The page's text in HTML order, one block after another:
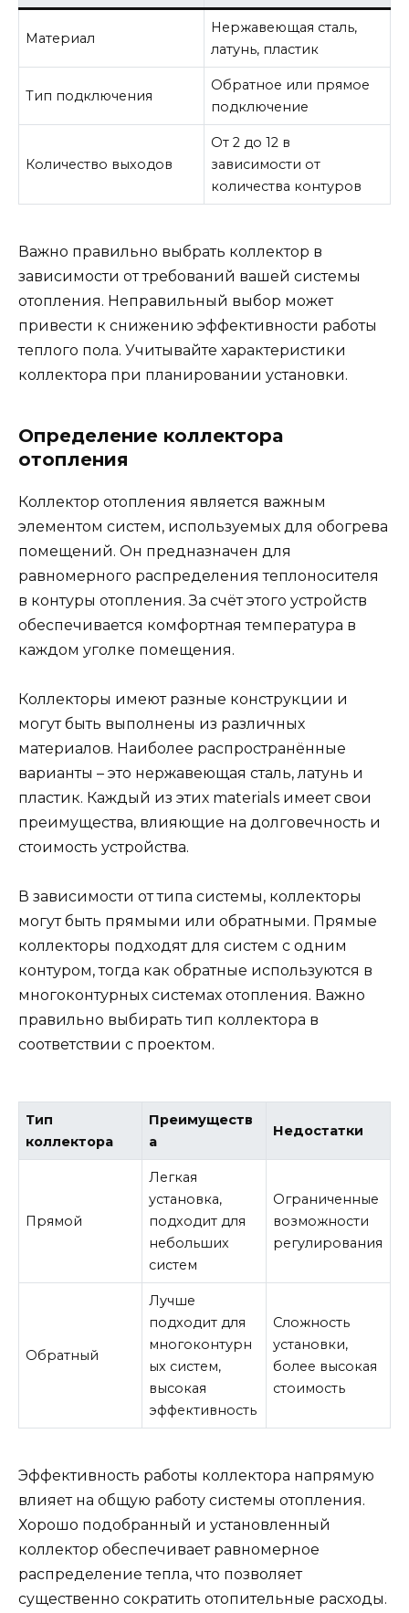
Материал
Нержавеющая сталь,
латунь, пластик
Тип подключения
Обратное или прямое
подключение
Количество выходов
От 2 до 12 в
зависимости от
количества контуров
Важно правильно выбрать коллектор в
зависимости от требований вашей системы
отопления. Неправильный выбор может
привести к снижению эффективности работы
теплого пола. Учитывайте характеристики
коллектора при планировании установки.
Определение коллектора
отопления
Коллектор отопления является важным
элементом систем, используемых для обогрева
помещений. Он предназначен для
равномерного распределения теплоносителя
в контуры отопления. За счёт этого устройств
обеспечивается комфортная температура в
каждом уголке помещения.
Коллекторы имеют разные конструкции и
могут быть выполнены из различных
материалов. Наиболее распространённые
варианты – это нержавеющая сталь, латунь и
пластик. Каждый из этих materials имеет свои
преимущества, влияющие на долговечность и
стоимость устройства.
В зависимости от типа системы, коллекторы
могут быть прямыми или обратными. Прямые
коллекторы подходят для систем с одним
контуром, тогда как обратные используются в
многоконтурных системах отопления. Важно
правильно выбирать тип коллектора в
соответствии с проектом.
Тип
коллектора
Преимуществ
а
Недостатки
Прямой
Легкая
установка,
подходит для
небольших
систем
Ограниченные
возможности
регулирования
Обратный
Лучше
подходит для
многоконтурн
ых систем,
высокая
эффективность
Сложность
установки,
более высокая
стоимость
Эффективность работы коллектора напрямую
влияет на общую работу системы отопления.
Хорошо подобранный и установленный
коллектор обеспечивает равномерное
распределение тепла, что позволяет
существенно сократить отопительные расходы.